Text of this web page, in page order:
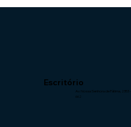
Escritório
Av. Nossa Senhora de Fátima, 2353 -
662